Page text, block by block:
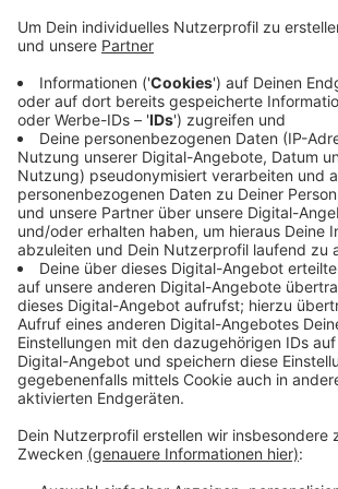
Anzeige
Der Aufstand begann am 1. August
polnische Regierung organisierte ihn aus
London, Warschau war von den Nazis
Nazis reagierten brutal auf den
Hauptstadt zurück zu erobern:
Zivilisten wurden ermordet, in die
verschleppt oder in
Düsseldorf erinnert heute speziell an
Aufstands, weil Warschau
Anzeige